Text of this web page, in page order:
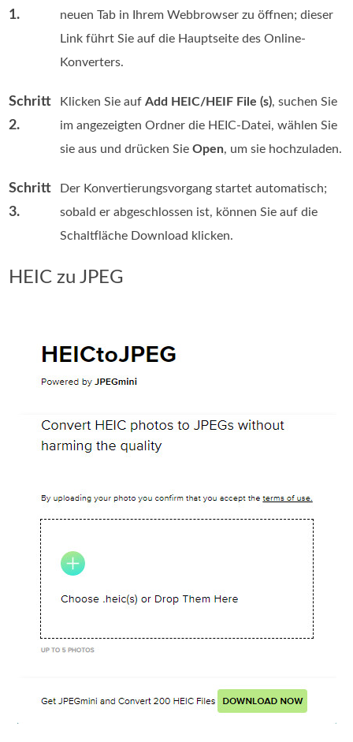
1.
neuen Tab in Ihrem Webbrowser zu öffnen; dieser
Link führt Sie auf die Hauptseite des Online-
Konverters.
Schritt
2.
Klicken Sie aufAdd HEIC/HEIF File (s), suchen Sie
im angezeigten Ordner die HEIC-Datei, wählen Sie
sie aus und drücken SieOpen, um sie hochzuladen.
Schritt
3.
Der Konvertierungsvorgang startet automatisch;
sobald er abgeschlossen ist, können Sie auf die
Schaltfläche Download klicken.
HEIC zu JPEG